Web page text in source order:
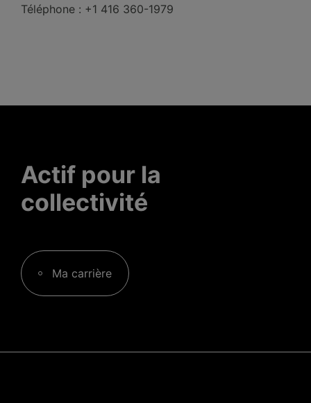
Téléphone : +1 416 360-1979
Actif pour la
collectivité
Ma carrière